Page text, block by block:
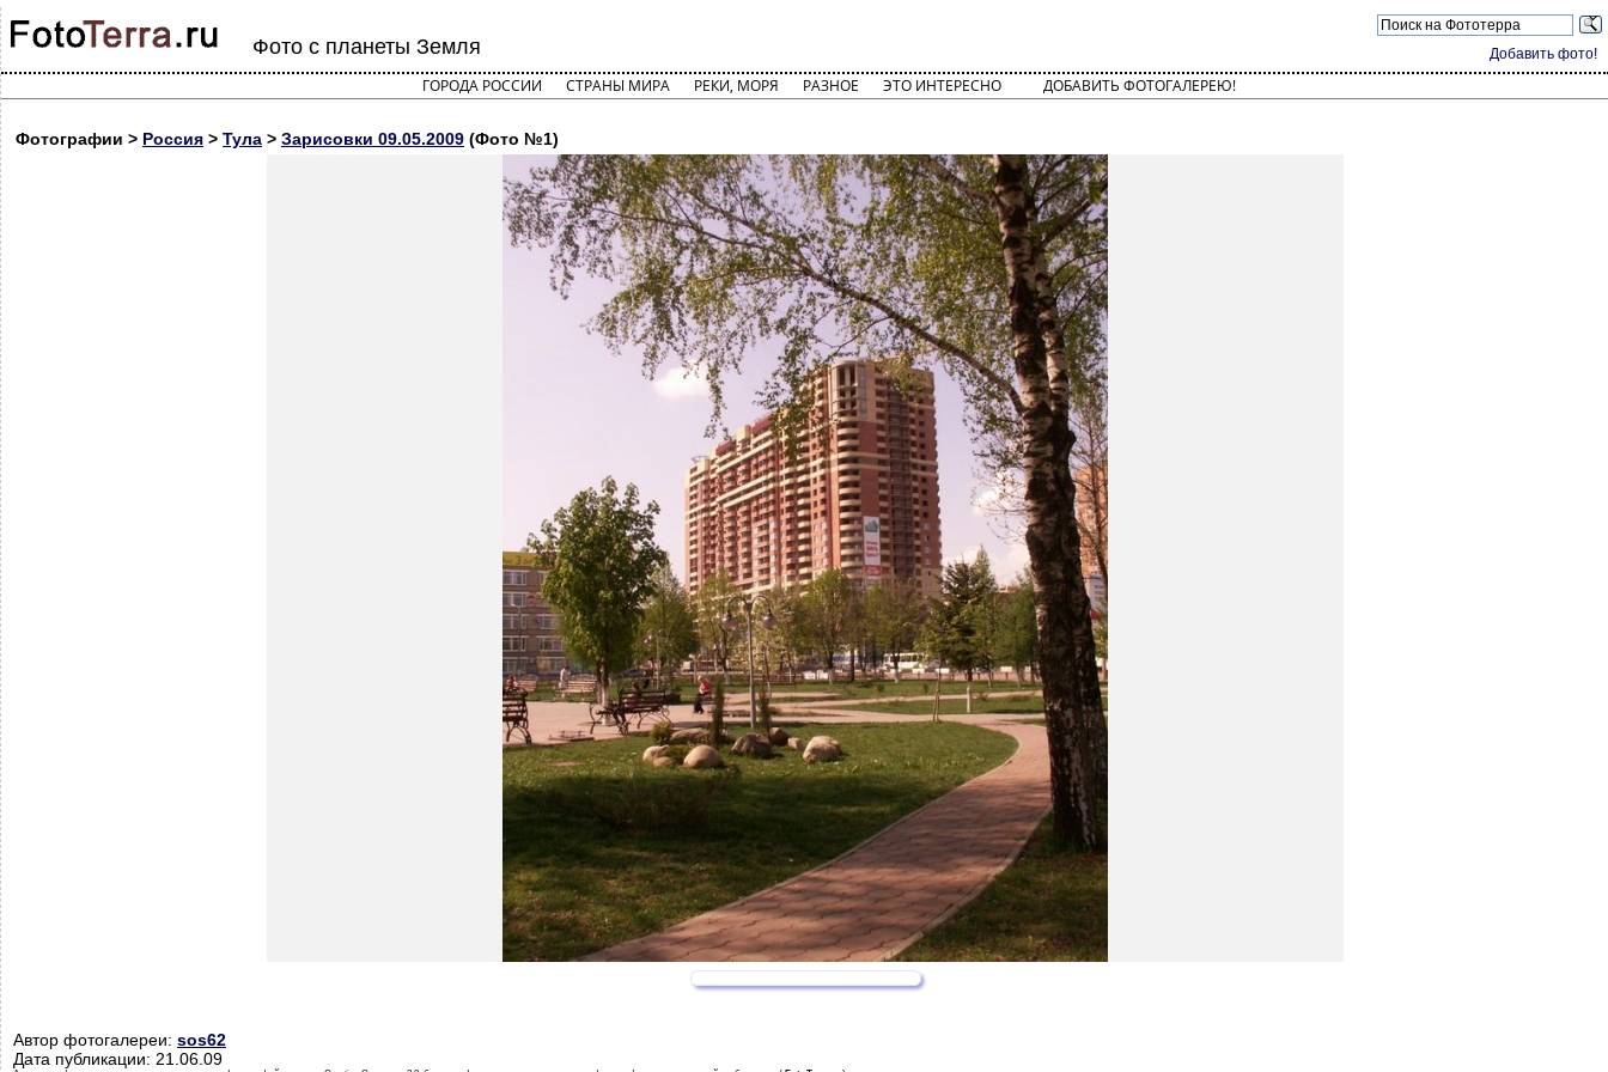
Добавить фото!
Фото с планеты Земля
ГОРОДА РОССИИ СТРАНЫ МИРА РЕКИ, МОРЯ РАЗНОЕ ЭТО ИНТЕРЕСНО ДОБАВИТЬ ФОТОГАЛЕРЕЮ!
Фотографии > Россия > Тула > Зарисовки 09.05.2009 (Фото №1)
Автор фотогалереи: sos62
Дата публикации: 21.06.09